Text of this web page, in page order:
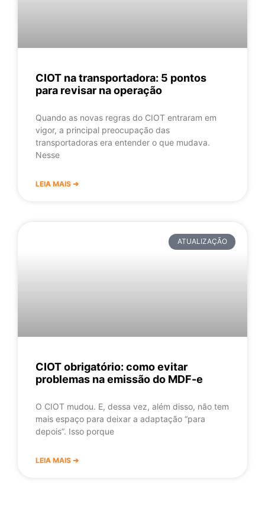
CIOT na transportadora: 5 pontos
para revisar na operação
Quando as novas regras do CIOT entraram em
vigor, a principal preocupação das
transportadoras era entender o que mudava.
Nesse
LEIA MAIS ➔
ATUALIZAÇÃO
CIOT obrigatório: como evitar
problemas na emissão do MDF-e
O CIOT mudou. E, dessa vez, além disso, não tem
mais espaço para deixar a adaptação “para
depois”. Isso porque
LEIA MAIS ➔